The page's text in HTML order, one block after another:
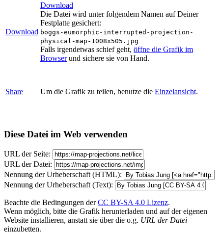
Download
Download
Die Datei wird unter folgendem Namen auf Deiner
Festplatte gesichert:
boggs-eumorphic-interrupted-projection-
physical-map-1008x505.jpg
Falls irgendetwas schief geht, öffne die Grafik im
Browserund sichere sie von Hand.
Share Um die Grafik zu teilen, benutze die Einzelansicht.
Diese Datei im Web verwenden
URL der Seite:
URL der Datei:
Nennung der Urheberschaft (HTML):
Nennung der Urheberschaft (Text):
Beachte die Bedingungen derCC BY-SA 4.0 Lizenz.
Wenn möglich, bitte die Grafik herunterladen und auf der eigenen
Website installieren, anstatt sie über die o.g. URL der Datei
einzubetten.